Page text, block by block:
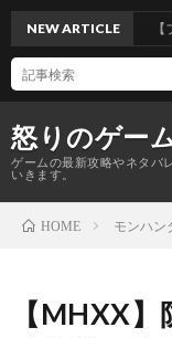
怒りのゲー
ゲームの最新攻略やネタバ
いきます。
NEW ARTICLE 【ブ
HOME モンハン
【MHXX